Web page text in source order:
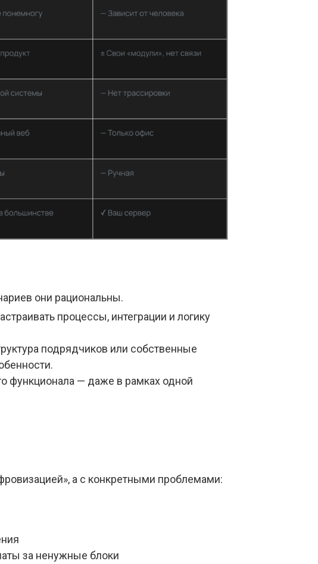
они рациональны.
процессы, интеграции и логику
подрядчиков или собственные
функционала — даже в рамках одной
а с конкретными проблемами:
за ненужные блоки